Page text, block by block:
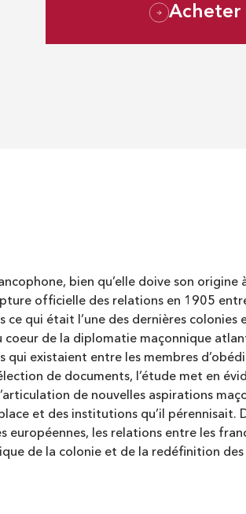
Acheter
bien qu’elle doive son origine
officielle des relations en 1905
qui était l’une des dernières colonies
de la diplomatie maçonnique
existaient entre les membres
de documents, l’étude met en
de nouvelles aspirations
et des institutions qu’il
européennes, les relations entre les
de la colonie et de la redéfinition